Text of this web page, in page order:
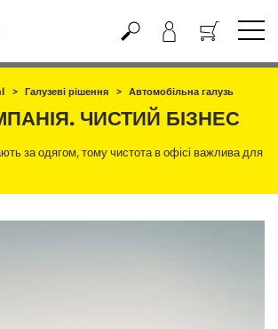
Галузеві рішення Автомобільна галузь
ЧИСТИЙ БІЗНЕС
за одягом, тому чистота в офісі важлива для